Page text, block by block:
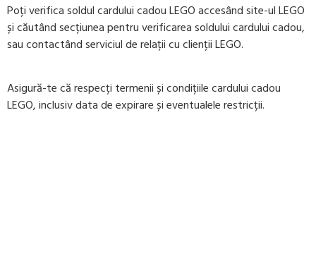
Poți verifica soldul cardului cadou LEGO accesând site-ul LEGO
și căutând secțiunea pentru verificarea soldului cardului cadou,
sau contactând serviciul de relații cu clienții LEGO.
Asigură-te că respecți termenii și condițiile cardului cadou
LEGO, inclusiv data de expirare și eventualele restricții.